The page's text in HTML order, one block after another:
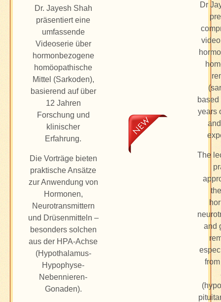
Dr. Jayesh Shah
präsentiert eine
umfassende
Videoserie über
hormonbezogene
homöopathische
Mittel (Sarkoden),
basierend auf über
12 Jahren
Forschung und
klinischer
Erfahrung.
Die Vorträge bieten
praktische Ansätze
zur Anwendung von
Hormonen,
Neurotransmittern
und Drüsenmitteln –
besonders solchen
aus der HPA-Achse
(Hypothalamus-
Hypophyse-
Nebennieren-
Gonaden).
Dr
years
The
and